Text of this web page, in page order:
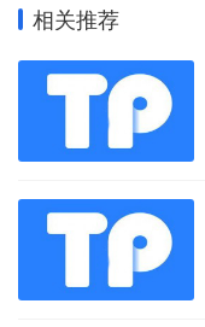
相关推荐